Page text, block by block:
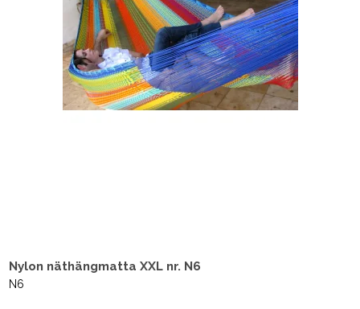
Nylon näthängmatta XXL nr. N6
N6